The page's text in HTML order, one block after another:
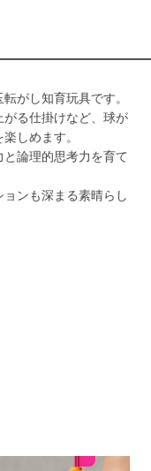
がし知育玩具です。
る仕掛けなど、球が
しめます。
論理的思考力を育て
ンも深まる素晴らし